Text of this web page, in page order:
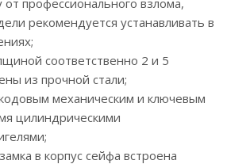
профессионального взлома,
рекомендуется устанавливать в
соответственно 2 и 5
из прочной стали;
механическим и ключевым
цилиндрическими
в корпус сейфа встроена